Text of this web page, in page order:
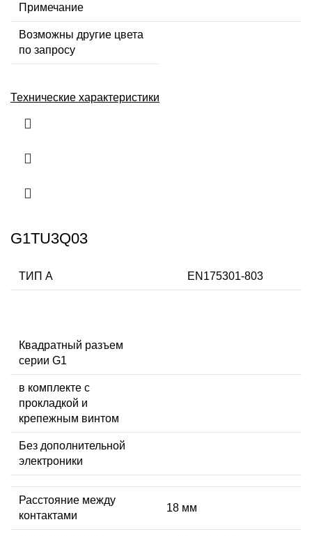
Примечание
Возможны другие цвета
по запросу
Технические характеристики
G1TU3Q03
ТИП А EN175301-803
Квадратный разъем
серии G1
в комплекте с
прокладкой и
крепежным винтом
Без дополнительной
электроники
Расстояние между
контактами
18 мм